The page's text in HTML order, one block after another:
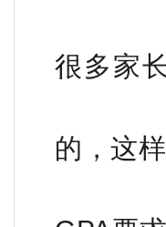
很多家
的，这